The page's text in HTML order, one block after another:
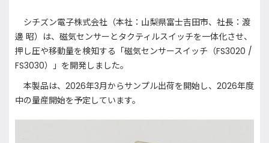
シチズン電子株式会社（本社：山梨県富士吉田市、社長：渡
邊 昭）は、磁気センサーとタクティルスイッチを一体化させ、
押し圧や移動量を検知する「磁気センサースイッチ（FS3020 /
FS3030）」を開発しました。
本製品は、2026年3月からサンプル出荷を開始し、2026年度
中の量産開始を予定しています。